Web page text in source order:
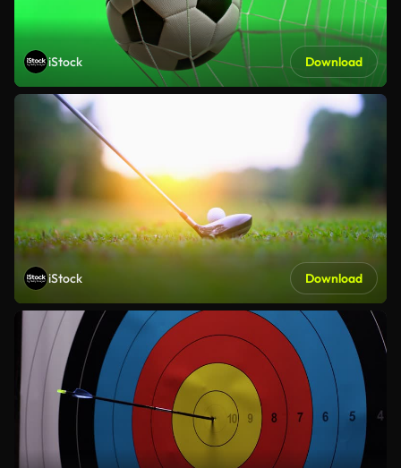
iStock Download
iStock Download